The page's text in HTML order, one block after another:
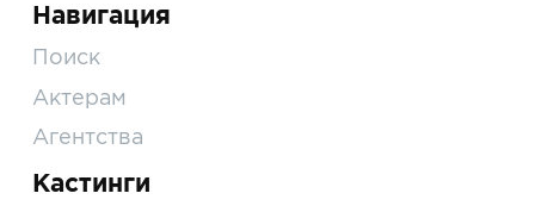
Навигация
Поиск
Актерам
Агентства
Кастинги